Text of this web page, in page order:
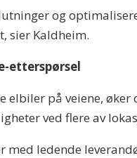
og
sier Kaldheim.
etterspørsel
elbiler på veiene,
ved flere av
med ledende